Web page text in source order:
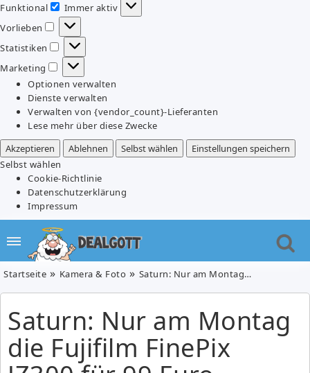
Funktional
Funktional
Immer aktiv
Vorlieben
Vorlieben
Statistiken
Statistiken
Marketing
Marketing
Optionen verwalten
Dienste verwalten
Verwalten von {vendor_count}-Lieferanten
Lese mehr über diese Zwecke
Akzeptieren
Ablehnen Selbst wählen
Einstellungen speichern
Selbst wählen
Cookie-Richtlinie
Datenschutzerklärung
Impressum
Startseite Kamera & Foto Saturn: Nur am Montag die Fujifilm FinePix JZ300 für 99 Euro
Saturn: Nur am Montag
die Fujifilm FinePix